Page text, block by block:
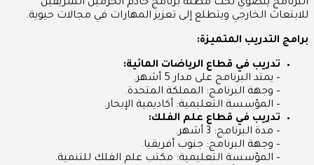
البرنامج ينضوي تحت مظلة برنامج خادم الحرمين الشريفين
للابتعاث الخارجي ويتطلع إلى تعزيز المهارات في مجالات حيوية.
برامج التدريب المتميزة:
تدريب في قطاع الرياضات المائية:
– يمتد البرنامج على مدار 5 أشهر.
– وجهة البرنامج: المملكة المتحدة.
– المؤسسة التعليمية: أكاديمية الإبحار.
تدريب في قطاع علم الفلك:
– مدة البرنامج: 3 أشهر.
– وجهة البرنامج: جنوب أفريقيا.
– المؤسسة التعليمية: مكتب علم الفلك للتنمية.